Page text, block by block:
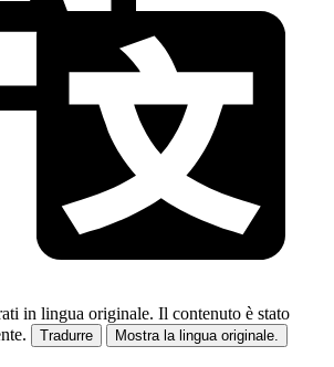
in lingua originale. Il contenuto è stato
Tradurre Mostra la lingua originale.